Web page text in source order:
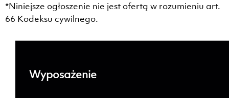
*Niniejsze ogłoszenie nie jest ofertą w rozumieniu art.
66 Kodeksu cywilnego.
Wyposażenie